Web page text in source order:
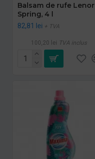
Balsam de rufe Lenor
Spring, 4 l
82,81 lei + TVA
100,20 lei TVA inclus